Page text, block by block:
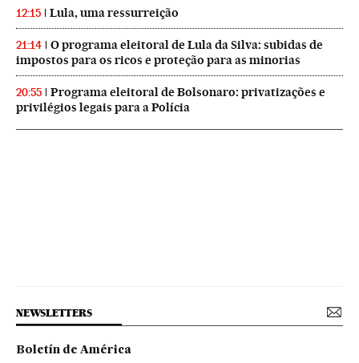
12:15 Lula, uma ressurreição
21:14
O programa eleitoral de Lula da Silva: subidas de
impostos para os ricos e proteção para as minorias
20:55
Programa eleitoral de Bolsonaro: privatizações e
privilégios legais para a Polícia
NEWSLETTERS
Boletín de América